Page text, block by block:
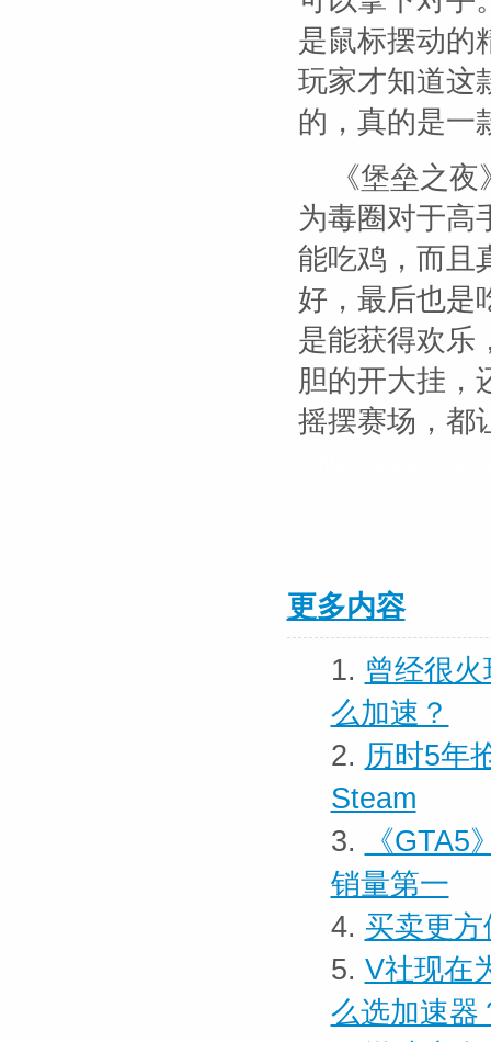
是鼠标摆动的
玩家才知道这
的，真的是一
《堡垒之
为毒圈对于高
能吃鸡，而且
好，最后也是
是能获得欢乐
胆的开大挂，
摇摆赛场，都
更多内容
1. 曾经很
么加速？
2. 历时5年
Steam
3.
《
销量第一
4. 买卖更
5. V社现在
么选加速器